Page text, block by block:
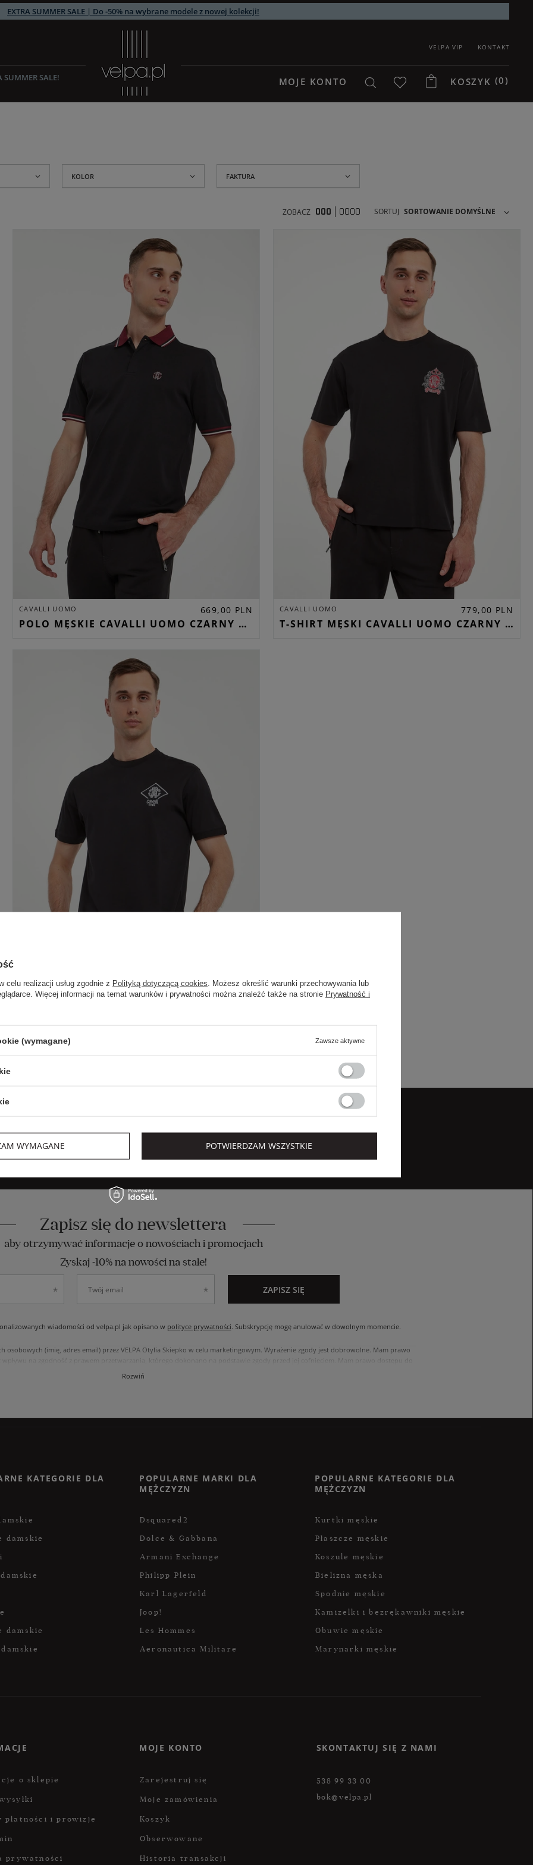
EXTRA SUMMER SALE | Do -50% na wybrane modele z nowej kolekcji!
KONTAKT
VELPA VIP
SUMMER SALE!
MOJE KONTO KOSZYK (0)
KOLOR FAKTURA
ZOBACZ SORTUJ SORTOWANIE DOMYŚLNE
CAVALLI UOMO 669,00 PLN
POLO MĘSKIE CAVALLI UOMO CZARNY REGULAR
CAVALLI UOMO 779,00 PLN
T-SHIRT MĘSKI CAVALLI UOMO CZARNY REGULAR
Zapisz się do newslettera
aby otrzymywać informacje o nowościach i promocjach
Zyskaj -10% na nowości na stałe!
wiadomości od velpa.pl jak opisano w polityce prywatności. Subskrypcję mogę anulować w dowolnym momencie.
osobowych (imię, adres email) przez VELPA Otylia Skiepko w celu marketingowym. Wyrażenie zgody jest dobrowolne. Mam prawo
wpływu na zgodność z prawem przetwarzania, którego dokonano na podstawie zgody przed jej cofnięciem. Mam prawo dostępu do
ograniczenia przetwarzania, oraz prawo do przenoszenia danych na zasadach zawartych w polityce prywatności sklepu
Rozwiń
ZAPISZ SIĘ
KATEGORIE DLA
damskie
damskie
POPULARNE MARKI DLA
MĘŻCZYZN
Dsquared2
Dolce & Gabbana
Armani Exchange
Philipp Plein
Karl Lagerfeld
Joop!
Les Hommes
Aeronautica Militare
POPULARNE KATEGORIE DLA
MĘŻCZYZN
Kurtki męskie
Płaszcze męskie
Koszule męskie
Bielizna męska
Spodnie męskie
Kamizelki i bezrękawniki męskie
Obuwie męskie
Marynarki męskie
o sklepie
płatności i prowizje
prywatności
MOJE KONTO
Zarejestruj się
Moje zamówienia
Koszyk
Obserwowane
Historia transakcji
SKONTAKTUJ SIĘ Z NAMI
538 99 33 00
bok@velpa.pl
celu realizacji usług zgodnie z Polityką dotyczącą cookies . Możesz określić warunki przechowywania lub
Więcej informacji na temat warunków i prywatności można znaleźć także na stronie Prywatność i
(wymagane) Zawsze aktywne
WYMAGANE POTWIERDZAM WSZYSTKIE